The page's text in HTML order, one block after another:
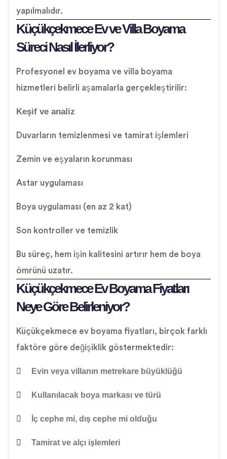
yapılmalıdır.
Küçükçekmece Ev ve Villa Boyama
Süreci Nasıl İlerliyor?
Profesyonel ev boyama ve villa boyama
hizmetleri belirli aşamalarla gerçekleştirilir:
Keşif ve analiz
Duvarların temizlenmesi ve tamirat işlemleri
Zemin ve eşyaların korunması
Astar uygulaması
Boya uygulaması (en az 2 kat)
Son kontroller ve temizlik
Bu süreç, hem işin kalitesini artırır hem de boya
ömrünü uzatır.
Küçükçekmece Ev Boyama Fiyatları
Neye Göre Belirleniyor?
Küçükçekmece ev boyama fiyatları, birçok farklı
faktöre göre değişiklik göstermektedir:
Evin veya villanın metrekare büyüklüğü
Kullanılacak boya markası ve türü
İç cephe mi, dış cephe mi olduğu
Tamirat ve alçı işlemleri